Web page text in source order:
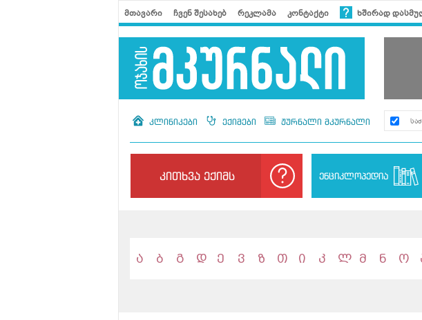
მთავარი ჩვენ შესახებ რეკლამა კონტაქტი ხშირად
კლინიკები ექიმები ჟურნალი მკურნალი
კითხვა ექიმს ენციკლოპედია
ა ბ გ დ ე ვ ზ თ ი კ ლ მ ნ ო